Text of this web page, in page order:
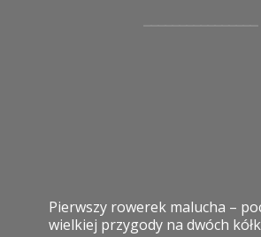
Pierwszy rowerek malucha –
wielkiej przygody na dwóch